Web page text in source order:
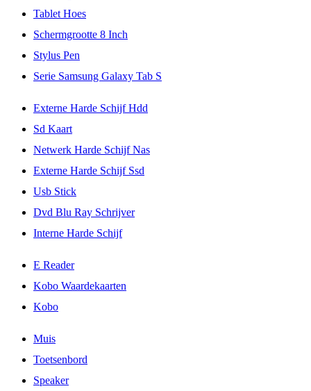
Tablet Hoes
Schermgrootte 8 Inch
Stylus Pen
Serie Samsung Galaxy Tab S
Externe Harde Schijf Hdd
Sd Kaart
Netwerk Harde Schijf Nas
Externe Harde Schijf Ssd
Usb Stick
Dvd Blu Ray Schrijver
Interne Harde Schijf
E Reader
Kobo Waardekaarten
Kobo
Muis
Toetsenbord
Speaker